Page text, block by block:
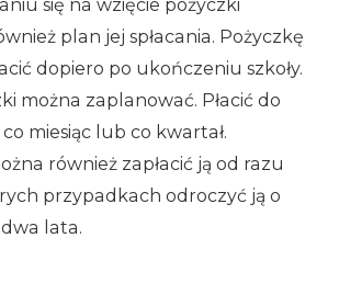
się na wzięcie pożyczki
plan jej spłacania. Pożyczkę
dopiero po ukończeniu szkoły.
można zaplanować. Płacić do
miesiąc lub co kwartał.
również zapłacić ją od razu
przypadkach odroczyć ją o
lata.